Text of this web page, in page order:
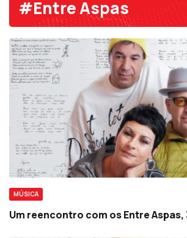
#Entre Aspas
MÚSICA
Um reencontro com os Entre